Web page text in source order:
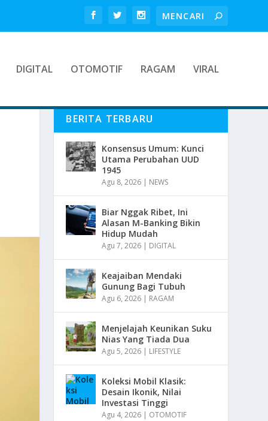
DIGITAL OTOMOTIF RAGAM VIRAL
BERITA TERBARU
Konsensus Umum: Kunci
Utama Perubahan UUD
1945
Agu 8, 2026 | NEWS
Biar Nggak Ribet, Ini
Alasan M-Banking Bikin
Hidup Mudah
Agu 7, 2026 | DIGITAL
Keajaiban Mendaki
Gunung Bagi Tubuh
Agu 6, 2026 | RAGAM
Menjelajah Keunikan Suku
Nias Yang Tiada Dua
Agu 5, 2026 | LIFESTYLE
Koleksi Mobil Klasik:
Desain Ikonik, Nilai
Investasi Tinggi
Agu 4, 2026 | OTOMOTIF